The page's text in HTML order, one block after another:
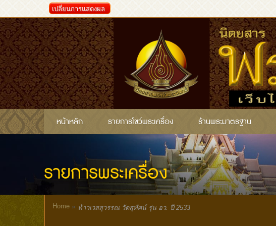
เปลี่ยนการแสดงผล
หน้าหลัก รายการโชว์พระเครื่อง ร้านพระมาตรฐาน
รายการพระเครื่อง
Home » ท้าวเวสสุวรรณ วัดสุทัศน์ รุ่น อว. ปี 2533